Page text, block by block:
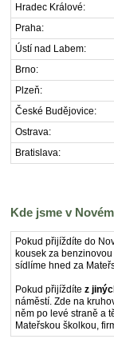
Hradec Králové:
Praha:
Ústí nad Labem:
Brno:
Plzeň:
České Budějovice:
Ostrava:
Bratislava:
Kde jsme v
Pokud přijíždíte do
kousek za
sídlíme hned za
Pokud přijíždítez
náměstí. Zde na
něm po levé straně a
Mateřskou školkou,